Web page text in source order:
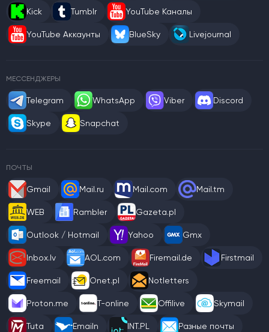
Kick Tumblr YouTube Каналы
YouTube Аккаунты BlueSky Livejournal
МЕССЕНДЖЕРЫ
Telegram WhatsApp Viber Discord
Skype Snapchat
ПОЧТЫ
Gmail Mail.ru Mail.com Mail.tm
WEB Rambler Gazeta.pl
Outlook / Hotmail Yahoo Gmx
Inbox.lv AOL.com Firemail.de Firstmail
Freemail Onet.pl Notletters
Proton.me T-online Offilive Skymail
Tuta Emailn INT.PL Разные почты